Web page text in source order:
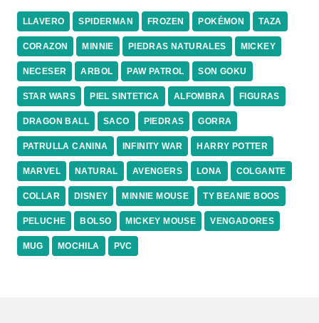
LLAVERO SPIDERMAN FROZEN POKÉMON TAZA
CORAZON MINNIE PIEDRAS NATURALES MICKEY
NECESER ARBOL PAW PATROL SON GOKU
STAR WARS PIEL SINTETICA ALFOMBRA FIGURAS
DRAGON BALL SACO PIEDRAS GORRA
PATRULLA CANINA INFINITY WAR HARRY POTTER
MARVEL NATURAL AVENGERS LONA COLGANTE
COLLAR DISNEY MINNIE MOUSE TY BEANIE BOOS
PELUCHE BOLSO MICKEY MOUSE VENGADORES
MUG MOCHILA PVC